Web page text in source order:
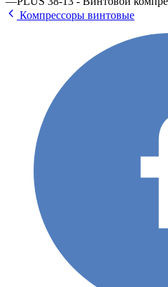
Компрессоры винтовые